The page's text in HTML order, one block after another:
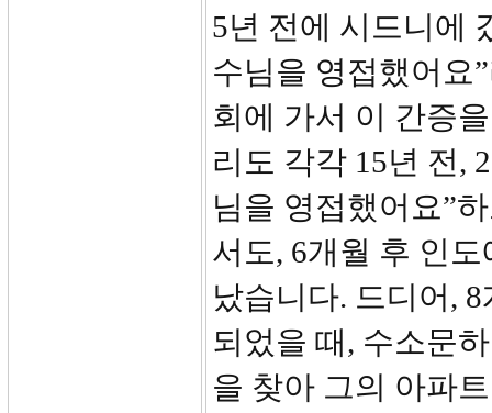
5년 전에 시드니에
수님을 영접했어요
회에 가서 이 간증
리도 각각 15년 전,
님을 영접했어요”
서도, 6개월 후 인
났습니다. 드디어,
되었을 때, 수소문
을 찾아 그의 아파